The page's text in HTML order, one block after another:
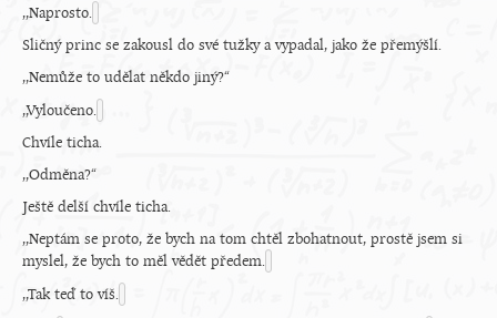
,,Naprosto.
Sličný princ se zakousl do své tužky a vypadal, jako že přemýšlí.
,,Nemůže to udělat někdo jiný?“
,,Vyloučeno.
Chvíle ticha.
,,Odměna?“
Ještě delší chvíle ticha.
,,Neptám se proto, že bych na tom chtěl zbohatnout, prostě jsem si
myslel, že bych to měl vědět předem.
,,Tak teď to víš.